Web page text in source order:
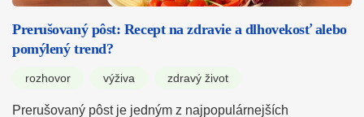
Prerušovaný pôst: Recept na zdravie a dlhovekosť alebo
pomýlený trend?
rozhovor výživa zdravý život
Prerušovaný pôst je jedným z najpopulárnejších